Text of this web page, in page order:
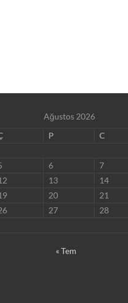
Ağustos 2026
P C
6 7
13 14
20 21
27 28
« Tem